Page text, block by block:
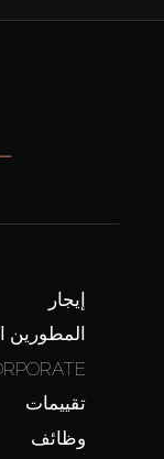
إيجار
المطورين
تقييمات
وظائف